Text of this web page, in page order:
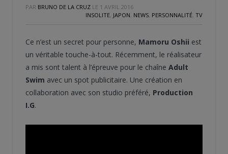
PAR BRUNO DE LA CRUZ LE 1 AVRIL 2016
INSOLITE, JAPON, NEWS, PERSONNALITÉ, TV
Ce n’est un secret pour personne, Mamoru Oshii est
un véritable touche-à-tout. Récemment, le réalisateur
a mis sont talent à l’épreuve pour le chaîne Adult
Swim avec un spot publicitaire. Une création en
collaboration avec son studio préféré, Production
I.G.